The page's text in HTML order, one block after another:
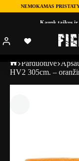
NEMOKAMAS
Kaupk taškus ir
Parduotuve
HV2 305cm. –